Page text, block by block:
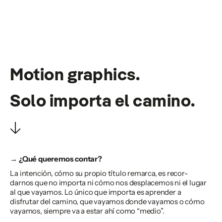
Motion graphics.
Solo importa el camino.
↓
→ ¿Qué queremos contar?
La intención, cómo su propio título remarca, es recor-
darnos que no importa ni cómo nos desplacemos ni el lugar
al que vayamos. Lo único que importa es aprender a
disfrutar del camino, que vayamos donde vayamos o cómo
vayamos, siempre va a estar ahí como “medio”.